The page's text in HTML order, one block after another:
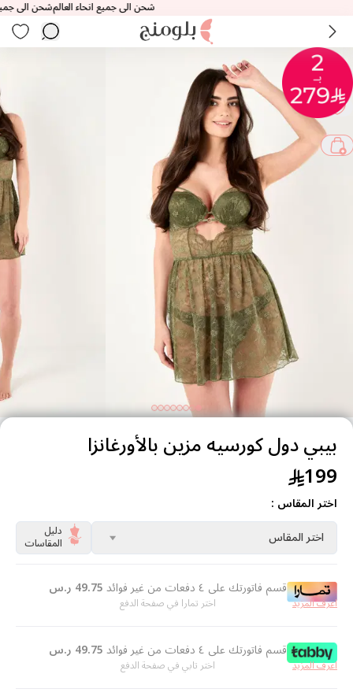
شحن الى جميع انحاء العالمشحن الى جميع
بيبي دول كورسيه مزين بالأورغانزا
199
اختر المقاس :
اختر المقاس
دليل
المقاسات
قسم فاتورتك على ٤ دفعات من غير فوائد 49.75 ر.س
اختر تمارا في صفحة الدفع اعرف المزيد
قسم فاتورتك على ٤ دفعات من غير فوائد 49.75 ر.س
اختر تابي في صفحة الدفع اعرف المزيد